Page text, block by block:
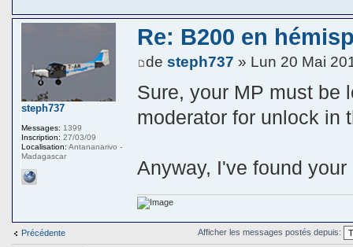
Re: B200 en
desteph737 » Lun 20 Mai
Sure, your MP must be
moderator for unlock in
Anyway, I've found
steph737
Messages: 1399
Inscription: 27/03/09
Localisation: Antananarivo -
Madagascar
Précédente Afficher les messages postés depuis: